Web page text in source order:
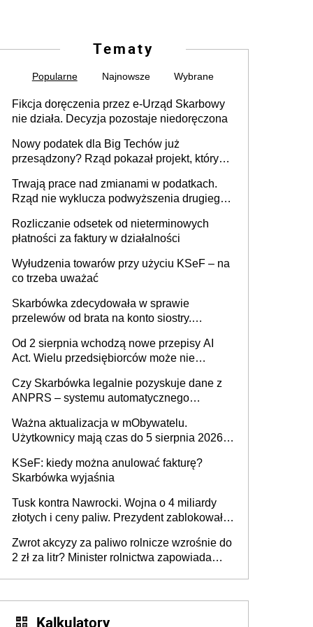
Tematy
Popularne Najnowsze Wybrane
Fikcja doręczenia przez e-Urząd Skarbowy
nie działa. Decyzja pozostaje niedoręczona
Nowy podatek dla Big Techów już
przesądzony? Rząd pokazał projekt, który
Trwają prace nad zmianami w podatkach.
Rząd nie wyklucza podwyższenia drugiego
Rozliczanie odsetek od nieterminowych
płatności za faktury w działalności
Wyłudzenia towarów przy użyciu KSeF – na
co trzeba uważać
Skarbówka zdecydowała w sprawie
przelewów od brata na konto siostry.
darowizna, ale podatku jednak nie będzie
Od 2 sierpnia wchodzą nowe przepisy AI
Act. Wielu przedsiębiorców może nie
Czy Skarbówka legalnie pozyskuje dane z
ANPRS – systemu automatycznego
pojazdów z kamer drogowych?
Ważna aktualizacja w mObywatelu.
Użytkownicy mają czas do 5 sierpnia 2026
KSeF: kiedy można anulować fakturę?
Skarbówka wyjaśnia
Tusk kontra Nawrocki. Wojna o 4 miliardy
złotych i ceny paliw. Prezydent zablokował
wymierzonym we wszystkich polskich
kierowców”
Zwrot akcyzy za paliwo rolnicze wzrośnie do
2 zł za litr? Minister rolnictwa zapowiada
Kalkulatory